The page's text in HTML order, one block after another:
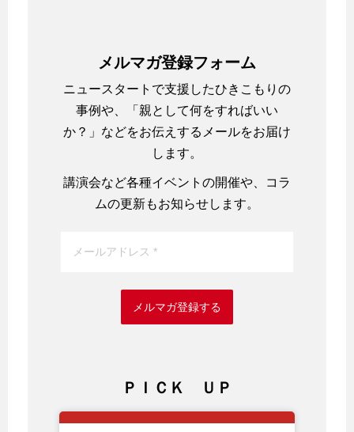
メルマガ登録フォーム
ニュースタートで支援したひきこもりの
事例や、「親として何をすればいい
か？」などをお伝えするメールをお届け
します。
講演会など各種イベントの開催や、コラ
ムの更新もお知らせします。
メルマガ登録する
ＰＩＣＫ ＵＰ